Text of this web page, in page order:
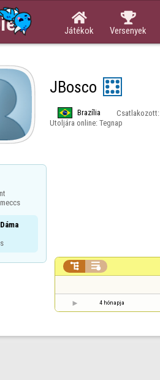

Játékok

Versenyek
JBosco
Brazília Csatlakozott:
Utoljára online: Tegnap
 
4 hónapja